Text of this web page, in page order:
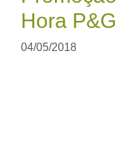
Hora
04/05/2018